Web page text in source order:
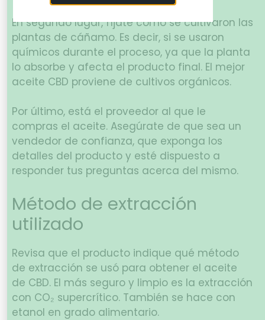
En segundo lugar, fíjate cómo se cultivaron las
plantas de cáñamo. Es decir, si se usaron
químicos durante el proceso, ya que la planta
lo absorbe y afecta el producto final. El mejor
aceite CBD proviene de cultivos orgánicos.
Por último, está el proveedor al que le
compras el aceite. Asegúrate de que sea un
vendedor de confianza, que exponga los
detalles del producto y esté dispuesto a
responder tus preguntas acerca del mismo.
Método de extracción
utilizado
Revisa que el producto indique qué método
de extracción se usó para obtener el aceite
de CBD. El más seguro y limpio es la extracción
con CO₂ supercrítico. También se hace con
etanol en grado alimentario.